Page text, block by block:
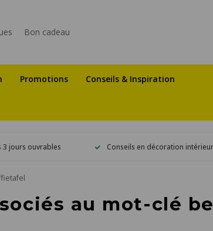
Bon cadeau
Promotions Conseils & Inspiration
3 jours ouvrables Conseils en décoration
au mot-clé